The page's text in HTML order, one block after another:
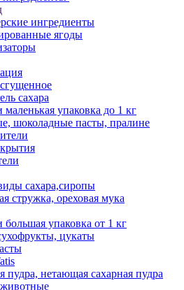
ингредиенты
ягоды
сахара
упаковка до 1 кг
шоколадные пасты, пралине
сахара,сиропы
стружка, ореховая мука
упаковка от 1 кг
цукаты
пудра, нетающая сахарная пудра